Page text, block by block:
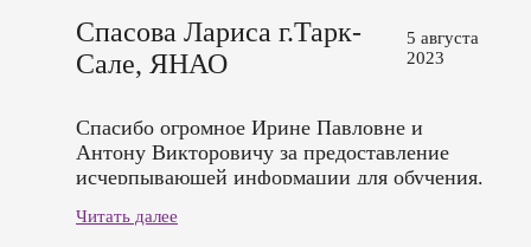
Спасова Лариса г.Тарк-
Сале, ЯНАО
5 августа
2023
Спасибо огромное Ирине Павловне и
Антону Викторовичу за предоставление
исчерпывающей информации для обучения.
прошла на моделях. ( Ирина и Ольга).
Читать далее